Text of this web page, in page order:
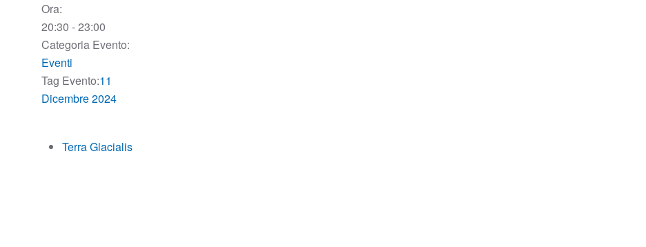
Ora:
20:30 - 23:00
Categoria Evento:
Eventi
Tag Evento:11
Dicembre 2024
Terra Glacialis